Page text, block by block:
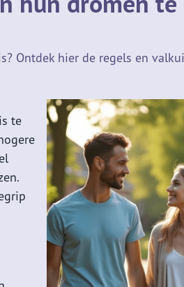
Ontdek hier de regels en
te